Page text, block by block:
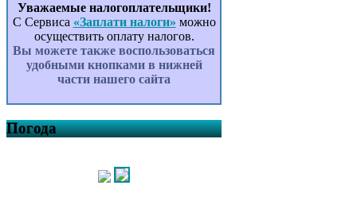
Уважаемые налогоплательщики!
С Сервиса «Заплати налоги» можно
осуществить оплату налогов.
Вы можете также воспользоваться
удобными кнопками в нижней
части нашего сайта
Погода